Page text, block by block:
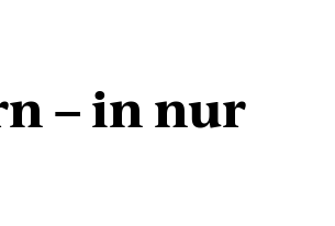
– in nur